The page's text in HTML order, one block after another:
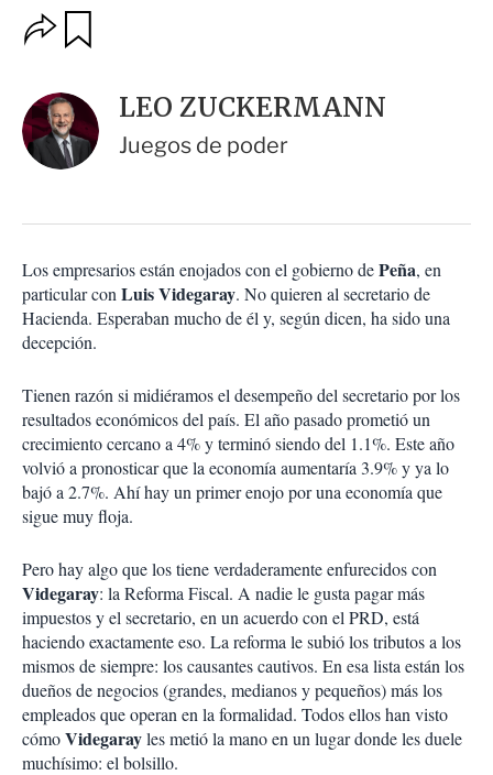
O
p
o
n
e
s
c
m
p
a
t
r
a
r
LEO ZUCKERMANN
Juegos de poder
Los empresarios están enojados con el gobierno dePeña, en
particular con Luis Videgaray. No quieren al secretario de
Hacienda. Esperaban mucho de él y, según dicen, ha sido una
decepción.
Tienen razón si midiéramos el desempeño del secretario por los
resultados económicos del país. El año pasado prometió un
crecimiento cercano a 4% y terminó siendo del 1.1%. Este año
volvió a pronosticar que la economía aumentaría 3.9% y ya lo
bajó a 2.7%. Ahí hay un primer enojo por una economía que
sigue muy floja.
Pero hay algo que los tiene verdaderamente enfurecidos con
Videgaray: la Reforma Fiscal. A nadie le gusta pagar más
impuestos y el secretario, en un acuerdo con el PRD, está
haciendo exactamente eso. La reforma le subió los tributos a los
mismos de siempre: los causantes cautivos. En esa lista están los
dueños de negocios (grandes, medianos y pequeños) más los
empleados que operan en la formalidad. Todos ellos han visto
cómoVidegarayles metió la mano en un lugar donde les duele
muchísimo: el bolsillo.